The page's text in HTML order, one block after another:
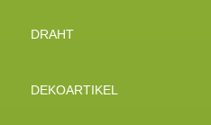
DRAHT
DEKOARTIKEL